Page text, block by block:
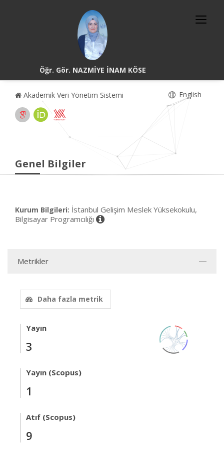
Öğr. Gör. NAZMİYE İNAM KÖSE
Akademik Veri Yönetim Sistemi English
Genel Bilgiler
Kurum Bilgileri: İstanbul Gelişim Meslek Yüksekokulu,
Bilgisayar Programcılığı
Metrikler
Daha fazla metrik
Yayın
3
Yayın (Scopus)
1
Atıf (Scopus)
9